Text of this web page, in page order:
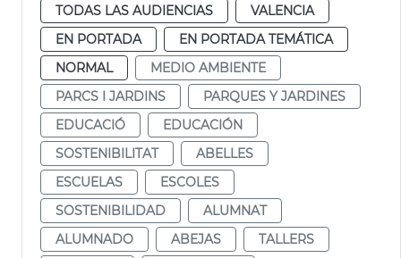
TODAS LAS AUDIENCIAS
VALENCIA
EN PORTADA
EN PORTADA TEMÁTICA
NORMAL
MEDIO AMBIENTE
PARCS I JARDINS
PARQUES Y JARDINES
EDUCACIÓ
EDUCACIÓN
SOSTENIBILITAT
ABELLES
ESCUELAS
ESCOLES
SOSTENIBILIDAD
ALUMNAT
ALUMNADO
ABEJAS
TALLERS